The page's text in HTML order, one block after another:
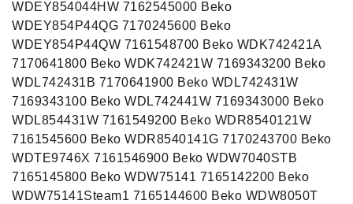
WDEY854044HW 7162545000 Beko
WDEY854P44QG 7170245600 Beko
WDEY854P44QW 7161548700 Beko WDK742421A
7170641800 Beko WDK742421W 7169343200 Beko
WDL742431B 7170641900 Beko WDL742431W
7169343100 Beko WDL742441W 7169343000 Beko
WDL854431W 7161549200 Beko WDR8540121W
7161545600 Beko WDR8540141G 7170243700 Beko
WDTE9746X 7161546900 Beko WDW7040STB
7165145800 Beko WDW75141 7165142200 Beko
WDW75141Steam1 7165144600 Beko WDW8050T